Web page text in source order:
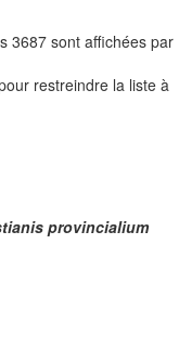
3687 sont affichées par
restreindre la liste à
provincialium